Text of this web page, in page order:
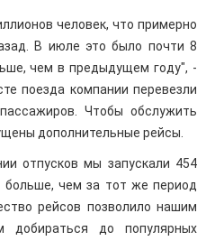
человек, что примерно
В июле это было почти 8
чем в предыдущем году", -
поезда компании перевезли
Чтобы обслужить
дополнительные рейсы.
отпусков мы запускали 454
чем за тот же период
рейсов позволило нашим
добираться до популярных